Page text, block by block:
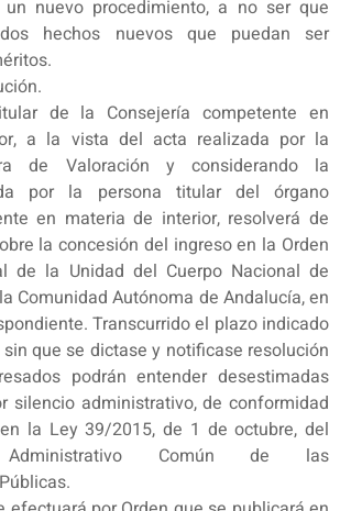
nuevo procedimiento, a no ser que
hechos nuevos que puedan ser
de la Consejería competente en
a la vista del acta realizada por la
de Valoración y considerando la
por la persona titular del órgano
en materia de interior, resolverá de
la concesión del ingreso en la Orden
de la Unidad del Cuerpo Nacional de
Comunidad Autónoma de Andalucía, en
Transcurrido el plazo indicado
que se dictase y notificase resolución
podrán entender desestimadas
silencio administrativo, de conformidad
la Ley 39/2015, de 1 de octubre, del
Administrativo Común de las